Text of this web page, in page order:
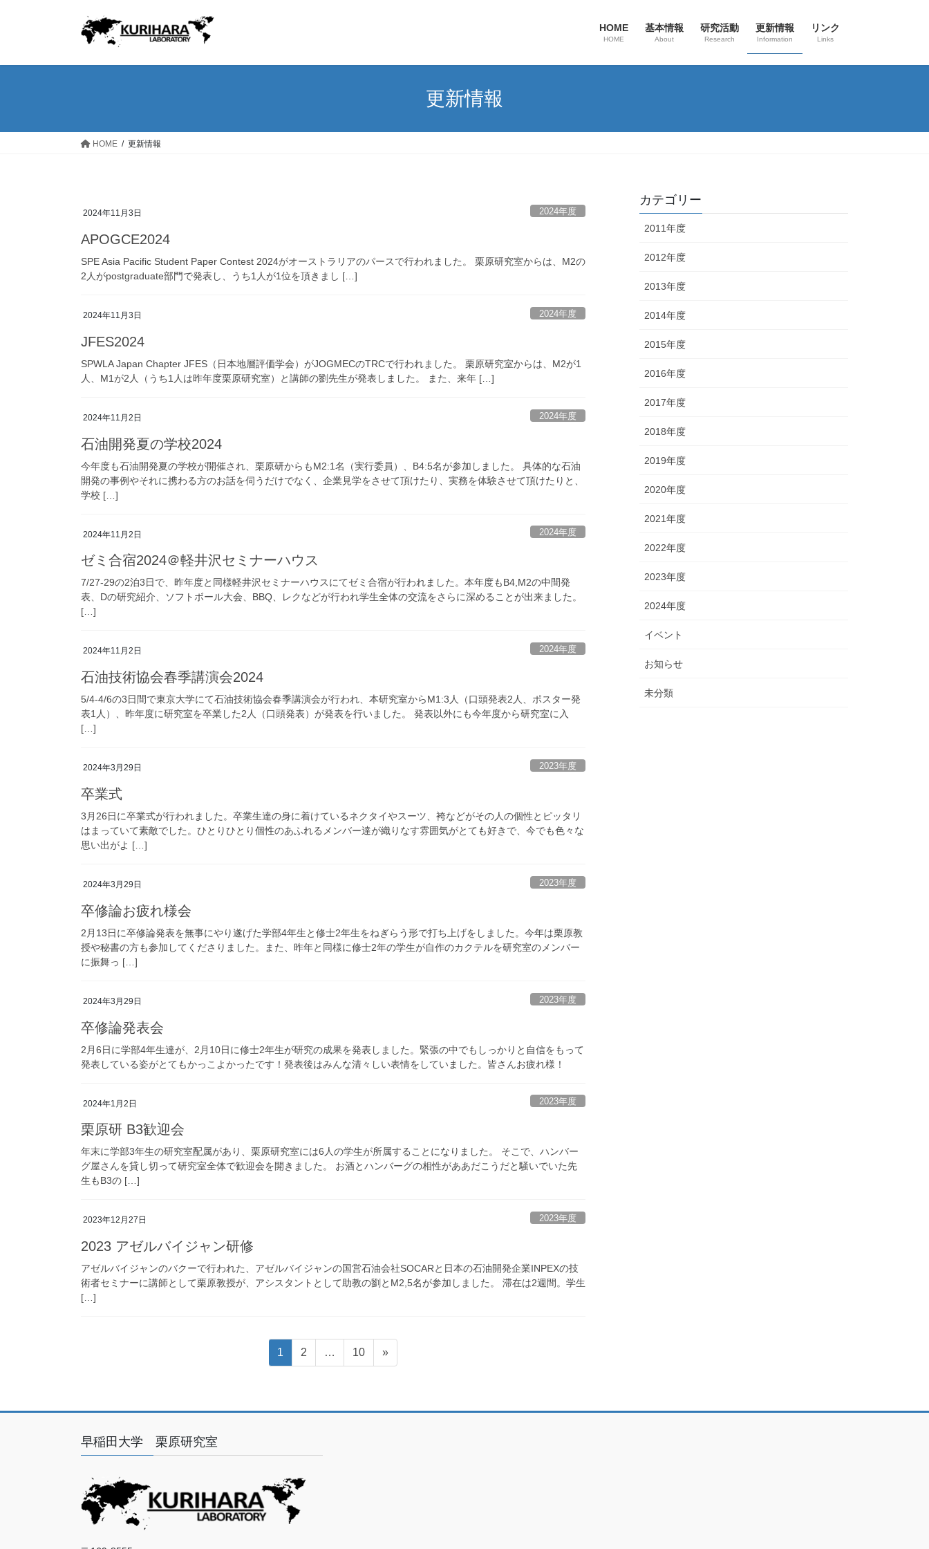
HOME
HOME
基本情報
About
研究活動
Research
更新情報
Information
リンク
Links
更新情報
HOME 更新情報
2024年11月3日 2024年度
APOGCE2024
SPE Asia Pacific Student Paper Contest 2024がオーストラリアのパースで行われました。 栗原研究室からは、M2の
2人がpostgraduate部門で発表し、うち1人が1位を頂きまし […]
2024年11月3日 2024年度
JFES2024
SPWLA Japan Chapter JFES（日本地層評価学会）がJOGMECのTRCで行われました。 栗原研究室からは、M2が1
人、M1が2人（うち1人は昨年度栗原研究室）と講師の劉先生が発表しました。 また、来年 […]
2024年11月2日 2024年度
石油開発夏の学校2024
今年度も石油開発夏の学校が開催され、栗原研からもM2:1名（実行委員）、B4:5名が参加しました。 具体的な石油
開発の事例やそれに携わる方のお話を伺うだけでなく、企業見学をさせて頂けたり、実務を体験させて頂けたりと、
学校 […]
2024年11月2日 2024年度
ゼミ合宿2024＠軽井沢セミナーハウス
7/27-29の2泊3日で、昨年度と同様軽井沢セミナーハウスにてゼミ合宿が行われました。本年度もB4,M2の中間発
表、Dの研究紹介、ソフトボール大会、BBQ、レクなどが行われ学生全体の交流をさらに深めることが出来ました。
[…]
2024年11月2日 2024年度
石油技術協会春季講演会2024
5/4-4/6の3日間で東京大学にて石油技術協会春季講演会が行われ、本研究室からM1:3人（口頭発表2人、ポスター発
表1人）、昨年度に研究室を卒業した2人（口頭発表）が発表を行いました。 発表以外にも今年度から研究室に入
[…]
2024年3月29日 2023年度
卒業式
3月26日に卒業式が行われました。卒業生達の身に着けているネクタイやスーツ、袴などがその人の個性とピッタリ
はまっていて素敵でした。ひとりひとり個性のあふれるメンバー達が織りなす雰囲気がとても好きで、今でも色々な
思い出がよ […]
2024年3月29日 2023年度
卒修論お疲れ様会
2月13日に卒修論発表を無事にやり遂げた学部4年生と修士2年生をねぎらう形で打ち上げをしました。今年は栗原教
授や秘書の方も参加してくださりました。また、昨年と同様に修士2年の学生が自作のカクテルを研究室のメンバー
に振舞っ […]
2024年3月29日 2023年度
卒修論発表会
2月6日に学部4年生達が、2月10日に修士2年生が研究の成果を発表しました。緊張の中でもしっかりと自信をもって
発表している姿がとてもかっこよかったです！発表後はみんな清々しい表情をしていました。皆さんお疲れ様！
2024年1月2日 2023年度
栗原研 B3歓迎会
年末に学部3年生の研究室配属があり、栗原研究室には6人の学生が所属することになりました。 そこで、ハンバー
グ屋さんを貸し切って研究室全体で歓迎会を開きました。 お酒とハンバーグの相性がああだこうだと騒いでいた先
生もB3の […]
2023年12月27日 2023年度
2023 アゼルバイジャン研修
アゼルバイジャンのバクーで行われた、アゼルバイジャンの国営石油会社SOCARと日本の石油開発企業INPEXの技
術者セミナーに講師として栗原教授が、アシスタントとして助教の劉とM2,5名が参加しました。 滞在は2週間。学生
[…]
ペ
ー
送
り
固
定
1
固
定
2 …
固
定
10 »
カテゴリー
2011年度
2012年度
2013年度
2014年度
2015年度
2016年度
2017年度
2018年度
2019年度
2020年度
2021年度
2022年度
2023年度
2024年度
イベント
お知らせ
未分類
早稲田大学 栗原研究室